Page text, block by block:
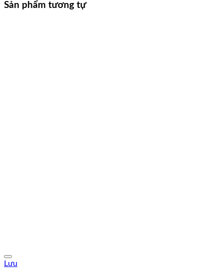
Sản phẩm tương tự
Lưu